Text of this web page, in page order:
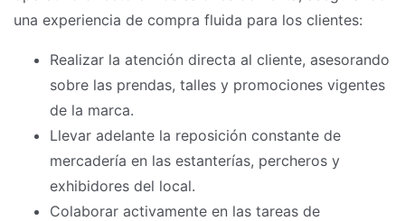
una experiencia de compra fluida para los clientes:
Realizar la atención directa al cliente, asesorando
sobre las prendas, talles y promociones vigentes
de la marca.
Llevar adelante la reposición constante de
mercadería en las estanterías, percheros y
exhibidores del local.
Colaborar activamente en las tareas de